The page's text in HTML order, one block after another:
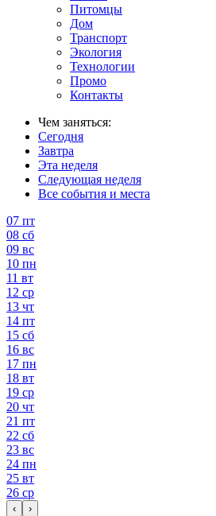
Питомцы
Дом
Транспорт
Экология
Технологии
Промо
Контакты
Чем заняться:
Сегодня
Завтра
Эта неделя
Следующая неделя
Все события и места
07 пт
08 сб
09 вс
10 пн
11 вт
12 ср
13 чт
14 пт
15 сб
16 вс
17 пн
18 вт
19 ср
20 чт
21 пт
22 сб
23 вс
24 пн
25 вт
26 ср
‹ ›